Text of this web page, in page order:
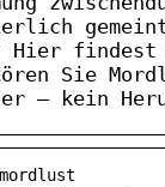
Hier
Sie
– kein